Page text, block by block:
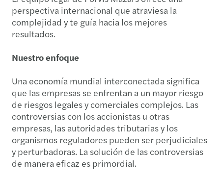
perspectiva internacional que atraviesa la
complejidad y te guía hacia los mejores
resultados.
Nuestro enfoque
Una economía mundial interconectada significa
que las empresas se enfrentan a un mayor riesgo
de riesgos legales y comerciales complejos. Las
controversias con los accionistas u otras
empresas, las autoridades tributarias y los
organismos reguladores pueden ser perjudiciales
y perturbadoras. La solución de las controversias
de manera eficaz es primordial.